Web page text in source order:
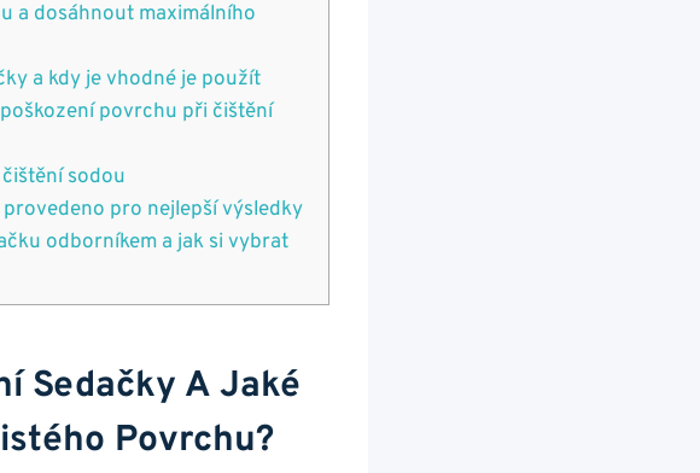
a dosáhnout maximálního
a kdy je vhodné je použít
povrchu při čištění
sodou
pro nejlepší výsledky
odborníkem a jak si vybrat
Sedačky A Jaké
Povrchu?